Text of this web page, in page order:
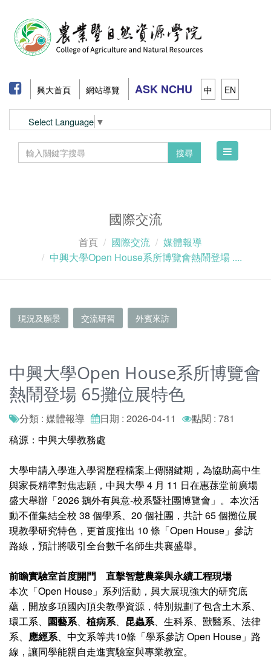
興大首頁 網站導覽 ASK NCHU 中 EN
Select Language ▼
搜尋
Toggle
國際交流
首頁 國際交流
媒體報導
中興大學Open House系所博覽會熱鬧登場 ....
現況及願景 交流研習 外賓來訪
中興大學Open House系所博覽會
熱鬧登場 65攤位展特色
分類 : 媒體報導 日期 : 2026-04-11
點閱 : 781
稿源：中興大學教務處
大學申請入學進入學習歷程檔案上傳關鍵期，為協助高中生
與家長精準對焦志願，中興大學 4 月 11 日在惠蓀堂前廣場
盛大舉辦「2026 鵝外有興意-校系暨社團博覽會」。本次活
動不僅集結全校 38 個學系、20 個社團，共計 65 個攤位展
現教學研究特色，更首度推出 10 條「Open House」參訪
路線，預計將吸引全台數千名師生共襄盛舉。
前瞻實驗室首度開門 直擊智慧農業與永續工程現場
本次「Open House」系列活動，興大展現強大的研究底
蘊，開放多項國內頂尖教學資源，特別規劃了包含土木系、
環工系、 園藝系、 植病系、 昆蟲系、生科系、獸醫系、法律
系、 應經系、中文系等共10條「學系參訪 Open House」路
線，讓同學能親自走進實驗室與專業教室。